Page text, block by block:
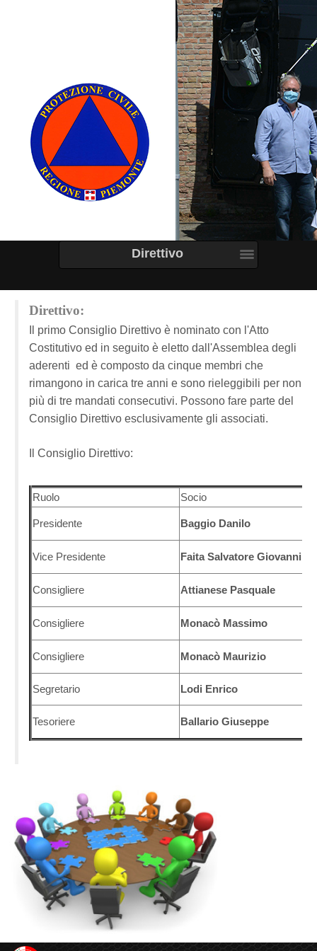
Direttivo
Direttivo:
Il primo Consiglio Direttivo è nominato con l'Atto
Costitutivo ed in seguito è eletto dall'Assemblea degli
aderenti ed è composto da cinque membri che
rimangono in carica tre anni e sono rieleggibili per non
più di tre mandati consecutivi. Possono fare parte del
Consiglio Direttivo esclusivamente gli associati.
Il Consiglio Direttivo:
Ruolo Socio
Presidente Baggio Danilo
Vice Presidente Faita Salvatore Giovanni
Consigliere Attianese Pasquale
Consigliere Monacò Massimo
Consigliere Monacò Maurizio
Segretario Lodi Enrico
Tesoriere Ballario Giuseppe